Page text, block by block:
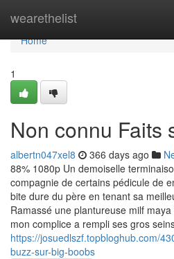
wearethelist
Home
Home
1
Non connu Faits
albertn047xel8 366 days ago
88% 1080p Un demoiselle
compagnie de certains pédicule de
bite dure du père en tenant sa
Ramassé une plantureuse milf
mon complice a rempli ses gros
https://josuedlszf.topbloghub.com/
buzz-sur-big-boobs